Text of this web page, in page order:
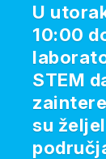
U
10:00
STEM
su